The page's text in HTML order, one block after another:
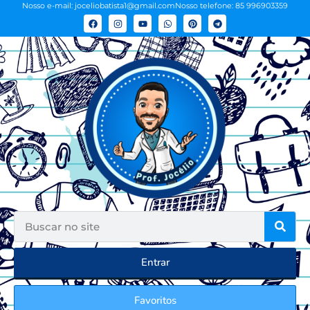
Nosso e-mail: joceliobatista1@gmail.comNosso telefone: 85 996903359
Entrar
Favoritos